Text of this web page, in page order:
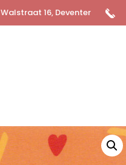
Walstraat 16, Deventer